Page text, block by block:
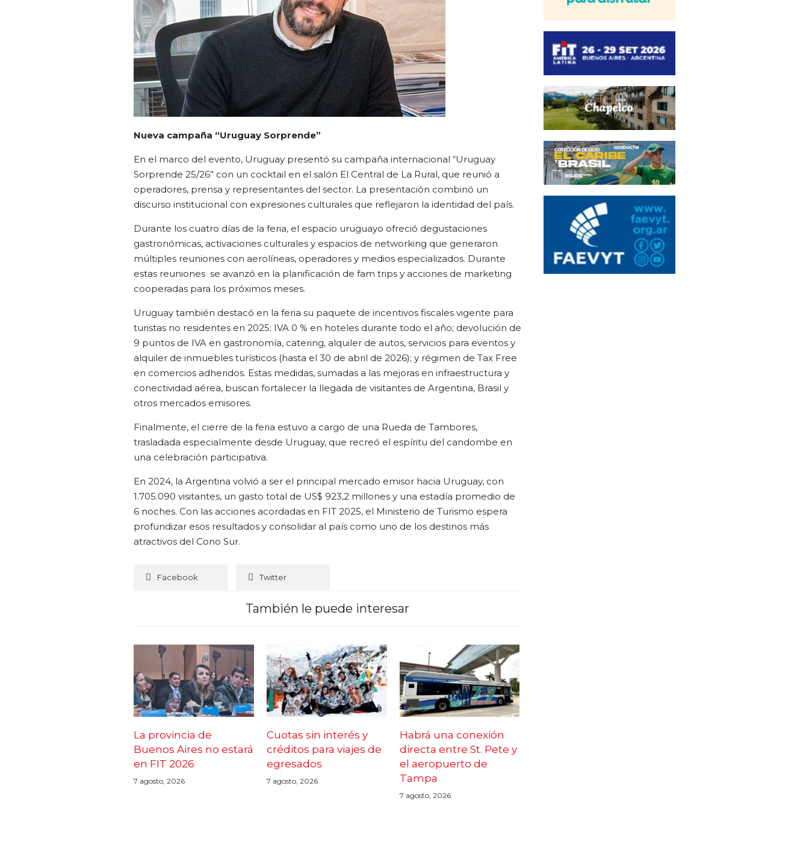
Nueva campaña “Uruguay Sorprende”
En el marco del evento, Uruguay presentó su campaña internacional “Uruguay
Sorprende 25/26” con un cocktail en el salón El Central de La Rural, que reunió a
operadores, prensa y representantes del sector. La presentación combinó un
discurso institucional con expresiones culturales que reflejaron la identidad del país.
Durante los cuatro días de la feria, el espacio uruguayo ofreció degustaciones
gastronómicas, activaciones culturales y espacios de networking que generaron
múltiples reuniones con aerolíneas, operadores y medios especializados. Durante
estas reuniones se avanzó en la planificación de fam trips y acciones de marketing
cooperadas para los próximos meses.
Uruguay también destacó en la feria su paquete de incentivos fiscales vigente para
turistas no residentes en 2025: IVA 0 % en hoteles durante todo el año; devolución de
9 puntos de IVA en gastronomía, catering, alquiler de autos, servicios para eventos y
alquiler de inmuebles turísticos (hasta el 30 de abril de 2026); y régimen de Tax Free
en comercios adheridos. Estas medidas, sumadas a las mejoras en infraestructura y
conectividad aérea, buscan fortalecer la llegada de visitantes de Argentina, Brasil y
otros mercados emisores.
Finalmente, el cierre de la feria estuvo a cargo de una Rueda de Tambores,
trasladada especialmente desde Uruguay, que recreó el espíritu del candombe en
una celebración participativa.
En 2024, la Argentina volvió a ser el principal mercado emisor hacia Uruguay, con
1.705.090 visitantes, un gasto total de US$ 923,2 millones y una estadía promedio de
6 noches. Con las acciones acordadas en FIT 2025, el Ministerio de Turismo espera
profundizar esos resultados y consolidar al país como uno de los destinos más
atractivos del Cono Sur.
Facebook Twitter
También le puede interesar
La provincia de
Buenos Aires no estará
en FIT 2026
7 agosto, 2026
Cuotas sin interés y
créditos para viajes de
egresados
7 agosto, 2026
Habrá una conexión
directa entre St. Pete y
el aeropuerto de
Tampa
7 agosto, 2026